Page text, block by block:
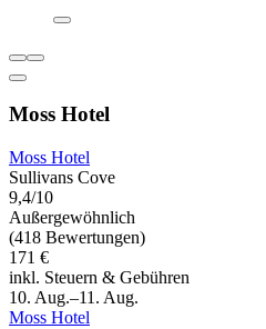
Moss Hotel
Moss Hotel
Sullivans Cove
9,4/10
Außergewöhnlich
(418 Bewertungen)
171 €
inkl. Steuern & Gebühren
10. Aug.–11. Aug.
Moss Hotel